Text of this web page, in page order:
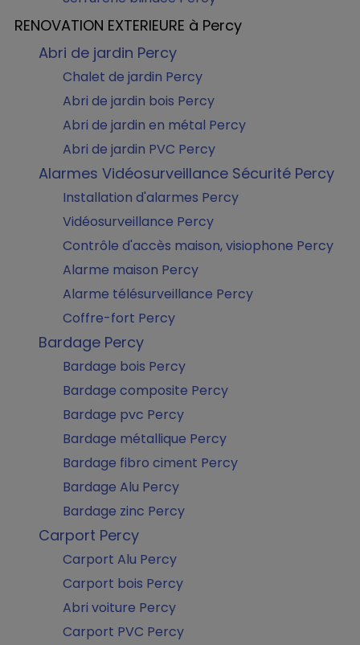
RENOVATION EXTERIEURE à Percy
Abri de jardin Percy
Chalet de jardin Percy
Abri de jardin bois Percy
Abri de jardin en métal Percy
Abri de jardin PVC Percy
Alarmes Vidéosurveillance Sécurité Percy
Installation d'alarmes Percy
Vidéosurveillance Percy
Contrôle d'accès maison, visiophone Percy
Alarme maison Percy
Alarme télésurveillance Percy
Coffre-fort Percy
Bardage Percy
Bardage bois Percy
Bardage composite Percy
Bardage pvc Percy
Bardage métallique Percy
Bardage fibro ciment Percy
Bardage Alu Percy
Bardage zinc Percy
Carport Percy
Carport Alu Percy
Carport bois Percy
Abri voiture Percy
Carport PVC Percy